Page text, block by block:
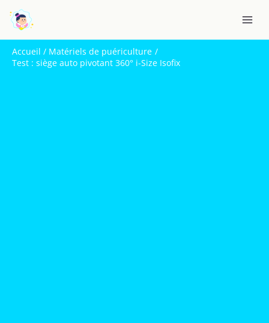
contenu
Accueil
Matériels de puériculture
Test : siège auto pivotant 360° i-Size Isofix
e
c
h